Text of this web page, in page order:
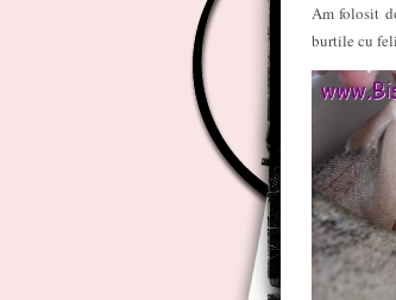
Am folosit
burtile cu